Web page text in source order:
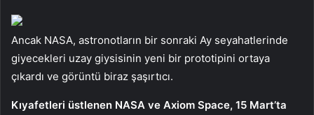
Ancak NASA, astronotların bir sonraki Ay seyahatlerinde
giyecekleri uzay giysisinin yeni bir prototipini ortaya
çıkardı ve görüntü biraz şaşırtıcı.
Kıyafetleri üstlenen NASA ve Axiom Space, 15 Mart’ta